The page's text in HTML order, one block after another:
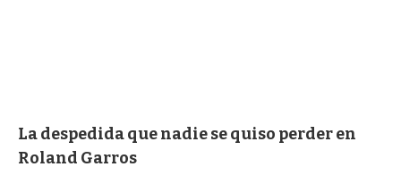
La despedida que nadie se quiso perder en
Roland Garros